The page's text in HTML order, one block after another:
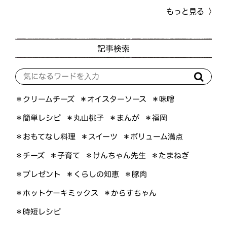
もっと見る
記事検索
＊クリームチーズ ＊オイスターソース ＊味噌
＊簡単レシピ ＊丸山桃子 ＊まんが ＊福岡
＊おもてなし料理 ＊スイーツ ＊ボリューム満点
＊チーズ ＊子育て ＊けんちゃん先生 ＊たまねぎ
＊プレゼント ＊くらしの知恵 ＊豚肉
＊ホットケーキミックス ＊からすちゃん
＊時短レシピ